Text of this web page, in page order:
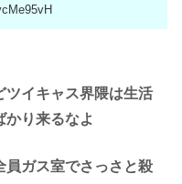
ツイキャス界隈は生活
かり来るなよ
員ガス室でさっさと殺